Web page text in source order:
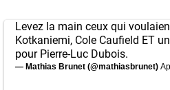
Levez la main ceux qui
Kotkaniemi, Cole Caufield ET
pour Pierre-Luc Dubois.
— Mathias Brunet (@mathiasbrunet)